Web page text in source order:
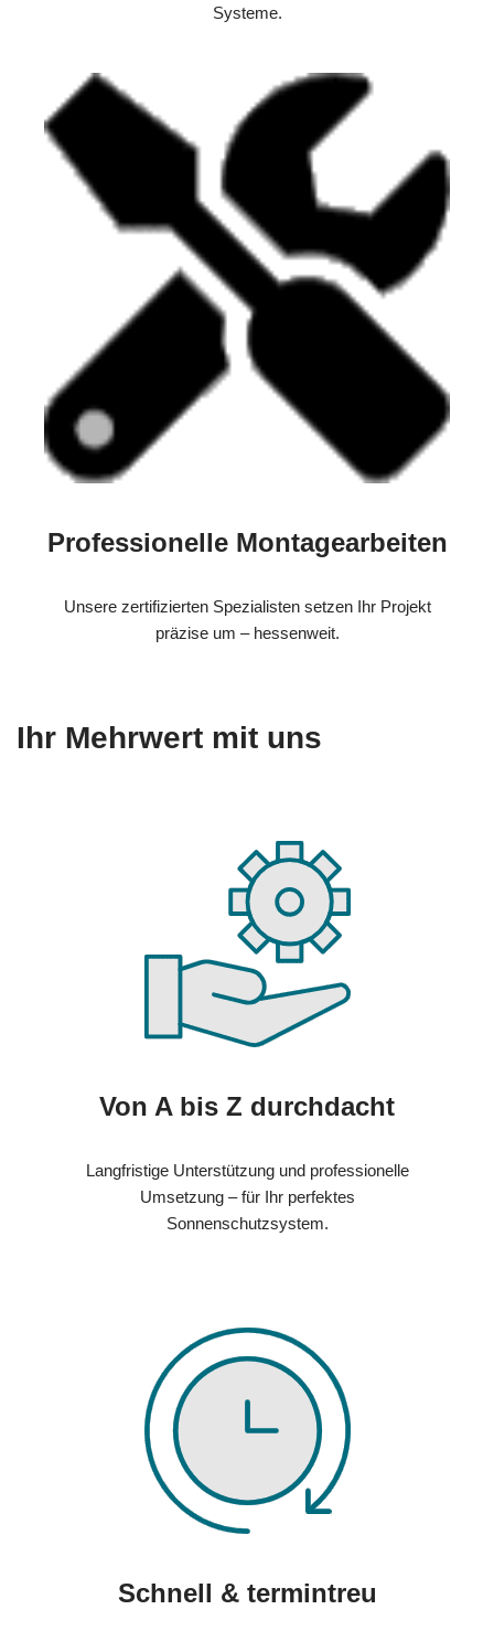
Systeme.
Professionelle Montagearbeiten
Unsere zertifizierten Spezialisten setzen Ihr Projekt
präzise um – hessenweit.
Ihr Mehrwert mit uns
Von A bis Z durchdacht
Langfristige Unterstützung und professionelle
Umsetzung – für Ihr perfektes
Sonnenschutzsystem.
Schnell & termintreu